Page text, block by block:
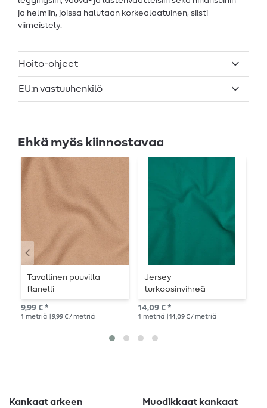
ja helmiin, joissa halutaan korkealaatuinen, siisti
viimeistely.
Hoito-ohjeet
EU:n vastuuhenkilö
Ehkä myös kiinnostavaa
Tavallinen puuvilla -
flanelli
9,99 € *
1 metriä | 9,99 € / metriä
Jersey –
turkoosinvihreä
melange
14,09 € *
1 metriä | 14,09 € / metriä
Kankaat arkeen
Muodikkaat kankaat